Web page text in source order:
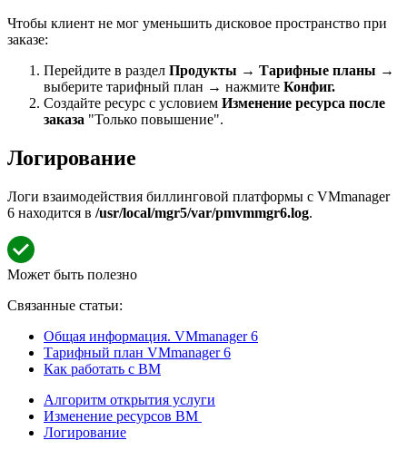
Чтобы клиент не мог уменьшить дисковое пространство при
заказе:
Перейдите в раздел Продукты → Тарифные планы →
выберите тарифный план → нажмите Конфиг.
Создайте ресурс с условием Изменение ресурса после
заказа "Только повышение".
Логирование
Логи взаимодействия биллинговой платформы с VMmanager
6 находится в /usr/local/mgr5/var/pmvmmgr6.log.
Может быть полезно
Связанные статьи:
Общая информация. VMmanager 6
Тарифный план VMmanager 6
Как работать с ВМ
Алгоритм открытия услуги
Изменение ресурсов ВМ
Логирование